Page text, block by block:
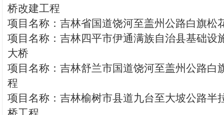
桥改建工程
项目名称：吉林省国道饶河至盖州公路白旗松
项目名称：吉林四平市伊通满族自治县基础设
大桥
项目名称：吉林舒兰市国道饶河至盖州公路
程
项目名称：吉林榆树市县道九台至大坡公路半